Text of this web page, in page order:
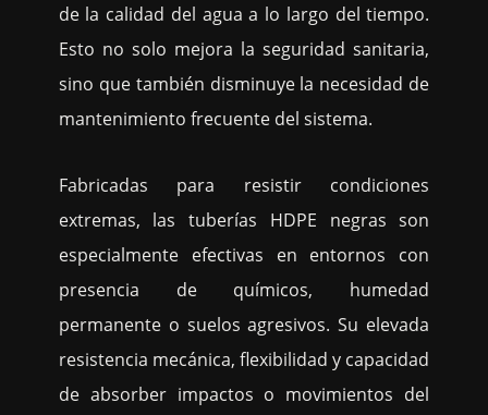
de la calidad del agua a lo largo del tiempo.
Esto no solo mejora la seguridad sanitaria,
sino que también disminuye la necesidad de
mantenimiento frecuente del sistema.
Fabricadas para resistir condiciones
extremas, las tuberías HDPE negras son
especialmente efectivas en entornos con
presencia de químicos, humedad
permanente o suelos agresivos. Su elevada
resistencia mecánica, flexibilidad y capacidad
de absorber impactos o movimientos del